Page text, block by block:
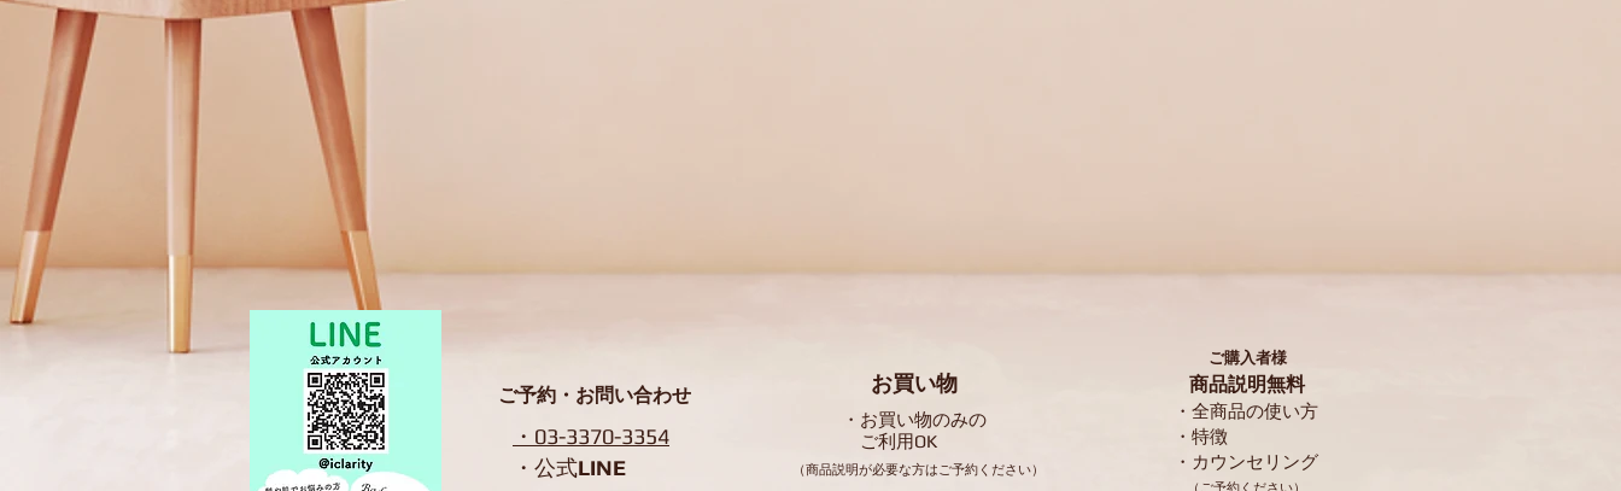
​ご予約・お問い合わせ
・​03-3370-3354
・公式LINE
​お買い物
・​お買い物のみの
​ ご利用OK
​（商品説明が必要な方はご予約ください）
​ご購入者様
商品説明無料
・全商品の使い方
・特徴
・カウンセリング
​（ご予約ください）